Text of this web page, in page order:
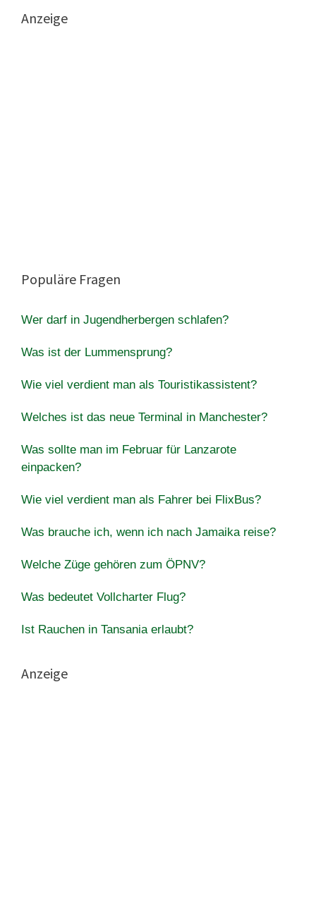
Anzeige
Populäre Fragen
Wer darf in Jugendherbergen schlafen?
Was ist der Lummensprung?
Wie viel verdient man als Touristikassistent?
Welches ist das neue Terminal in Manchester?
Was sollte man im Februar für Lanzarote
einpacken?
Wie viel verdient man als Fahrer bei FlixBus?
Was brauche ich, wenn ich nach Jamaika reise?
Welche Züge gehören zum ÖPNV?
Was bedeutet Vollcharter Flug?
Ist Rauchen in Tansania erlaubt?
Anzeige